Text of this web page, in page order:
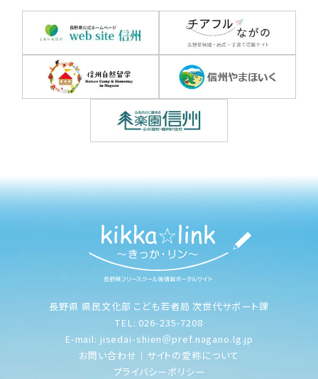
長野県 県民文化部 こども若者局 次世代サポート課
TEL: 026-235-7208
E-mail: jisedai-shien＠pref.nagano.lg.jp
お問い合わせ ｜ サイトの愛称について
プライバシーポリシー